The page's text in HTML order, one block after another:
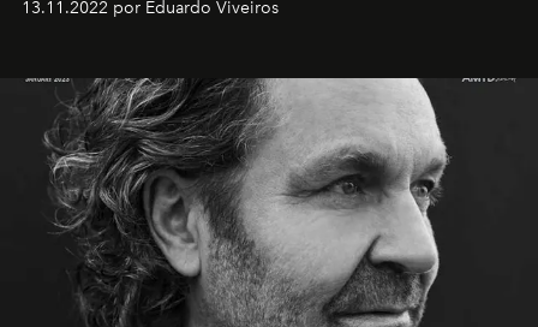
13.11.2022 por Eduardo Viveiros